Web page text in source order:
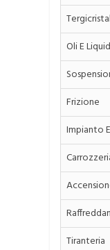
Oli E
Frizione
Impianto
Tiranteria